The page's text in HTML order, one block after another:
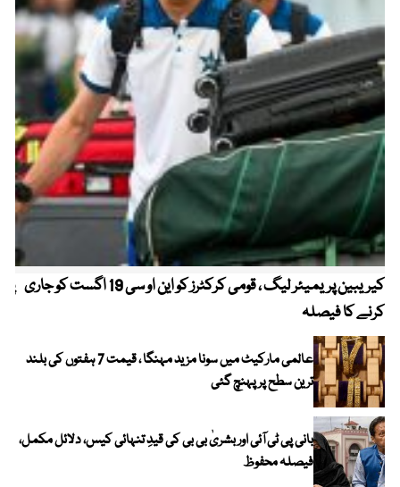
کیریبین پریمیئر لیگ ، قومی کرکٹرز کو این او سی 19 اگست کو جاری
کرنے کا فیصلہ
عالمی مارکیٹ میں سونا مزید مہنگا ، قیمت 7 ہفتوں کی بلند
ترین سطح پر پہنچ گئی
بانی پی ٹی آئی اور بشریٰ بی بی کی قیدِ تنہائی کیس، دلائل مکمل،
فیصلہ محفوظ